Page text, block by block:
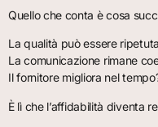
Quello che conta è cosa
La qualità può essere
La comunicazione rimane
Il fornitore migliora nel
È lì che l’affidabilità diventa